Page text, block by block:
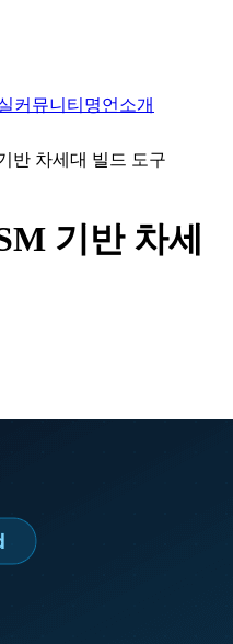
커뮤니티 명언 소개
반 차세대 빌드 도구
기반 차세